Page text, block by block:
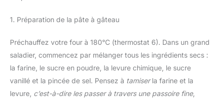
1. Préparation de la pâte à gâteau
Préchauffez votre four à 180°C (thermostat 6). Dans un grand
saladier, commencez par mélanger tous les ingrédients secs :
la farine, le sucre en poudre, la levure chimique, le sucre
vanillé et la pincée de sel. Pensez à tamiserla farine et la
levure, c’est-à-dire les passer à travers une passoire fine,